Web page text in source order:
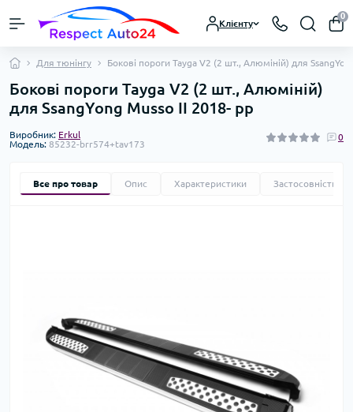
Клієнту
0
Для тюнінгу Бокові пороги Tayga V2 (2 шт., Алюміній) для
Бокові пороги Tayga V2 (2 шт., Алюміній)
для SsangYong Musso ІІ 2018- рр
Виробник: Erkul
Модель: 85232-brr574+tav173
0
Все про товар Опис Характеристики Застосовність